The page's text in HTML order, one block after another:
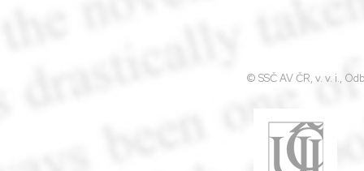
© SSČ AV ČR, v. v. i.,